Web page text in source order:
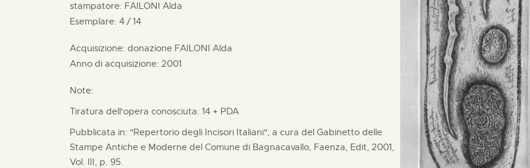
stampatore: FAILONI Alda
Esemplare: 4 / 14
Acquisizione: donazione FAILONI Alda
Anno di acquisizione: 2001
Note:
Tiratura dell'opera conosciuta: 14 + PDA
Pubblicata in: "Repertorio degli Incisori Italiani", a cura del Gabinetto delle
Stampe Antiche e Moderne del Comune di Bagnacavallo, Faenza, Edit, 2001,
Vol. III, p. 95.